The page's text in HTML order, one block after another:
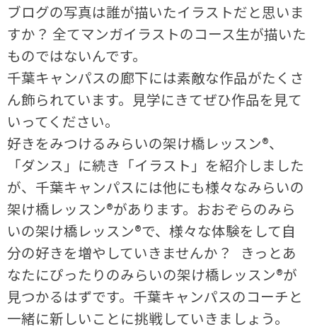
ブログの写真は誰が描いたイラストだと思いま
すか？ 全てマンガイラストのコース生が描いた
ものではないんです。
千葉キャンパスの廊下には素敵な作品がたくさ
ん飾られています。見学にきてぜひ作品を見て
いってください。
好きをみつけるみらいの架け橋レッスン®、
「ダンス」に続き「イラスト」を紹介しました
が、千葉キャンパスには他にも様々なみらいの
架け橋レッスン®があります。おおぞらのみら
いの架け橋レッスン®で、様々な体験をして自
分の好きを増やしていきませんか？ きっとあ
なたにぴったりのみらいの架け橋レッスン®が
見つかるはずです。千葉キャンパスのコーチと
一緒に新しいことに挑戦していきましょう。